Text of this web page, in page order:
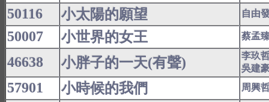
50116 小太陽的願望 自由
50007 小世界的女王 蔡孟
46638 小胖子的一天(有聲)
李玖
吳建
57901 小時候的我們 周興